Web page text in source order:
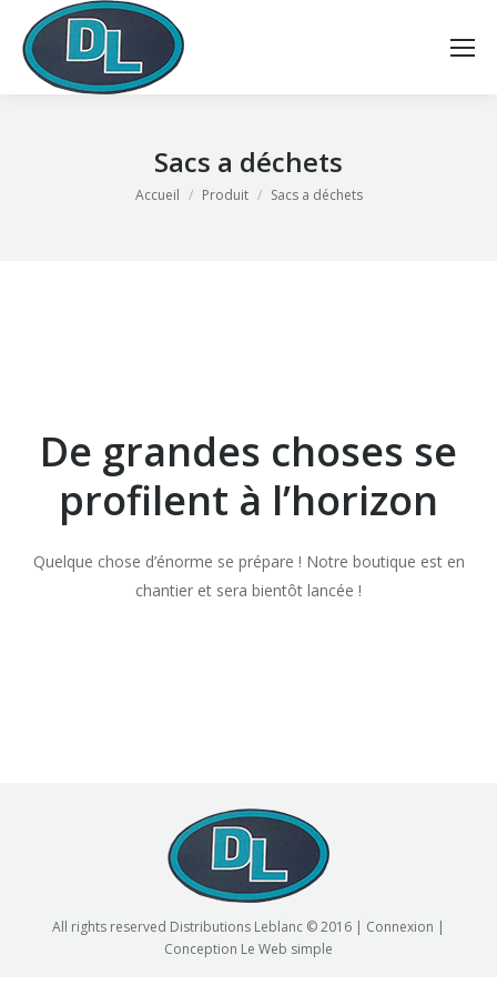
Sacs a déchets
Accueil Produit Sacs a déchets
De grandes choses se
profilent à l’horizon
Quelque chose d’énorme se prépare ! Notre boutique est en
chantier et sera bientôt lancée !
All rights reserved Distributions Leblanc © 2016 | Connexion |
Conception Le Web simple